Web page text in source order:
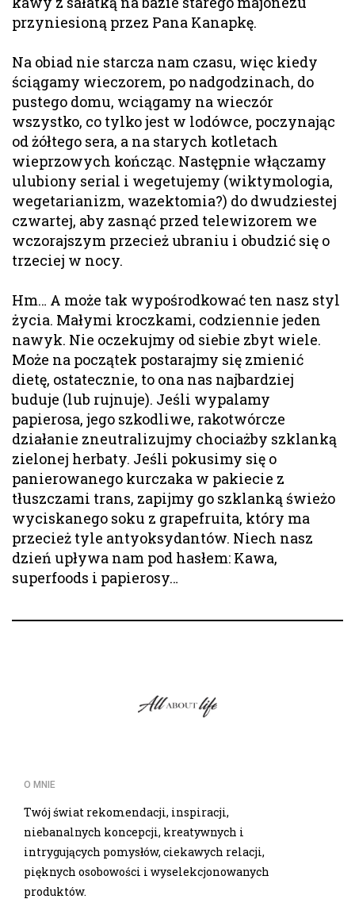
przyniesioną przez Pana Kanapkę.
Na obiad nie starcza nam czasu, więc kiedy
ściągamy wieczorem, po nadgodzinach, do
pustego domu, wciągamy na wieczór
wszystko, co tylko jest w lodówce, poczynając
od żółtego sera, a na starych kotletach
wieprzowych kończąc. Następnie włączamy
ulubiony serial i wegetujemy (wiktymologia,
wegetarianizm, wazektomia?) do dwudziestej
czwartej, aby zasnąć przed telewizorem we
wczorajszym przecież ubraniu i obudzić się o
trzeciej w nocy.
Hm… A może tak wypośrodkować ten nasz styl
życia. Małymi kroczkami, codziennie jeden
nawyk. Nie oczekujmy od siebie zbyt wiele.
Może na początek postarajmy się zmienić
dietę, ostatecznie, to ona nas najbardziej
buduje (lub rujnuje). Jeśli wypalamy
papierosa, jego szkodliwe, rakotwórcze
działanie zneutralizujmy chociażby szklanką
zielonej herbaty. Jeśli pokusimy się o
panierowanego kurczaka w pakiecie z
tłuszczami trans, zapijmy go szklanką świeżo
wyciskanego soku z grapefruita, który ma
przecież tyle antyoksydantów. Niech nasz
dzień upływa nam pod hasłem: Kawa,
superfoods i papierosy…
O MNIE
Twój świat rekomendacji, inspiracji,
niebanalnych koncepcji, kreatywnych i
intrygujących pomysłów, ciekawych relacji,
pięknych osobowości i wyselekcjonowanych
produktów.